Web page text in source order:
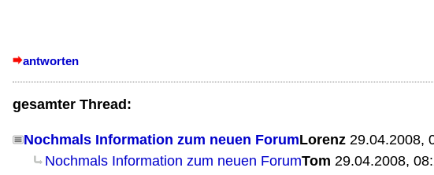
antworten
gesamter Thread:
Nochmals Information zum neuen ForumLorenz 29.04.2008,
Nochmals Information zum neuen ForumTom 29.04.2008,